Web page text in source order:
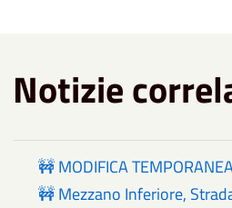
Notizie
🚧 MODIFICA
🚧 Mezzano Inferiore,